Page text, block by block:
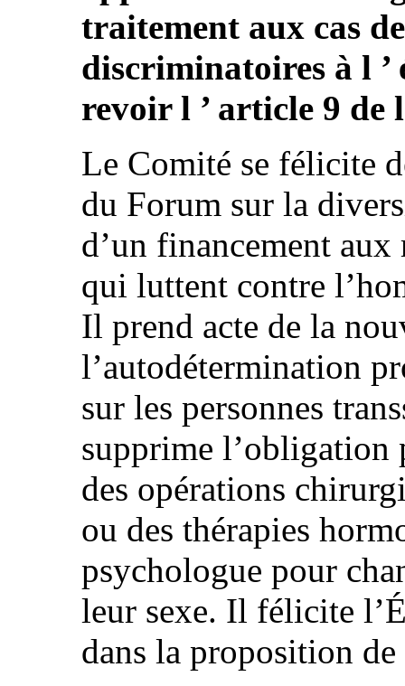
traitement aux cas
discriminatoires à l ’
revoir l ’ article 9 de
Le Comité se félicite
du Forum sur la
d’un financement
qui luttent contre
Il prend acte de la
l’autodétermination
sur les personnes
supprime l’obligation
des opérations
ou des thérapies
psychologue pour
leur sexe. Il félicite
dans la proposition